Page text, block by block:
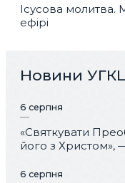
Ісусова молитва.
ефірі
Новини
6 серпня
«Святкувати
його з Христом»,
6 серпня